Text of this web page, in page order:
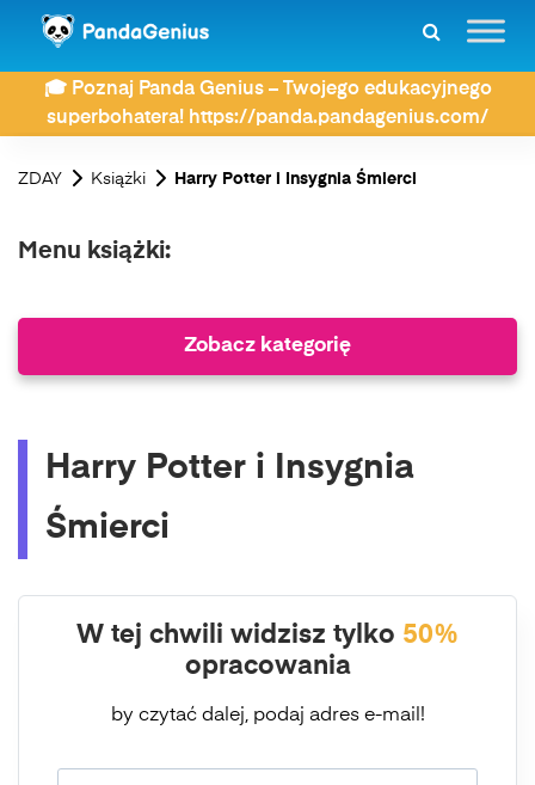
🎓 Poznaj Panda Genius – Twojego edukacyjnego
superbohatera! https://panda.pandagenius.com/
ZDAY Książki Harry Potter i Insygnia Śmierci
Menu książki:
Zobacz kategorię
Harry Potter i Insygnia
Śmierci
W tej chwili widzisz tylko 50%
opracowania
by czytać dalej, podaj adres e-mail!